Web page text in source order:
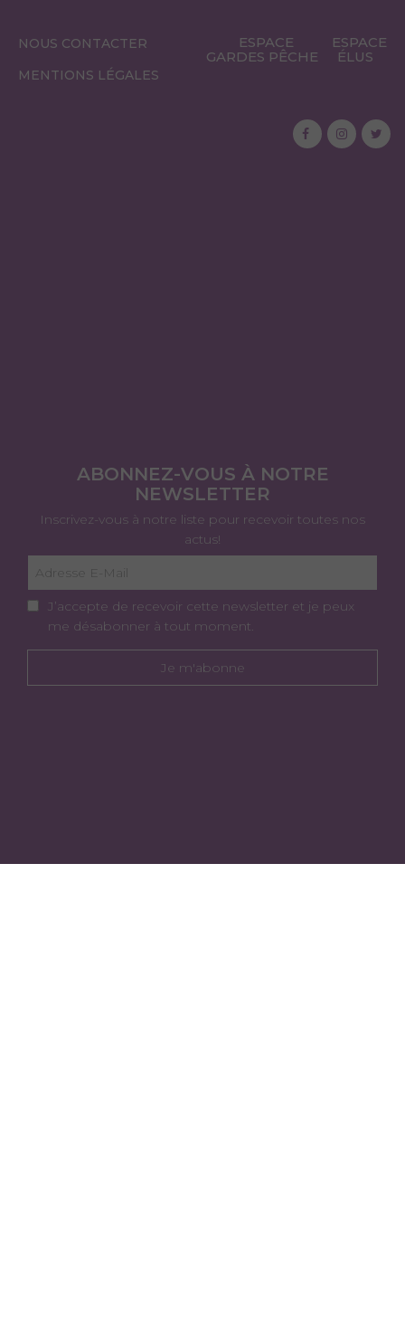
NOUS CONTACTER
MENTIONS LÉGALES
ESPACE
GARDES PÊCHE
ESPACE
ÉLUS
ABONNEZ-VOUS À NOTRE
NEWSLETTER
Inscrivez-vous à notre liste pour recevoir toutes nos
actus!
J’accepte de recevoir cette newsletter et je peux
me désabonner à tout moment.
Je m'abonne